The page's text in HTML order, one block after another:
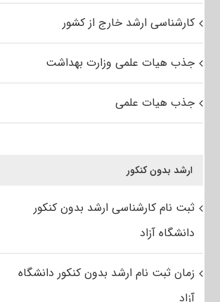
کارشناسی ارشد خارج از کشور
جذب هیات علمی وزارت بهداشت
جذب هیات علمی
ارشد بدون کنکور
ثبت نام کارشناسی ارشد بدون کنکور
دانشگاه آزاد
زمان ثبت نام ارشد بدون کنکور دانشگاه
آزاد